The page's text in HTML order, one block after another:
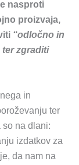
nasproti
proizvaja,
“odločno in
zgraditi
in
ter
na dlani:
izdatkov za
da nam na